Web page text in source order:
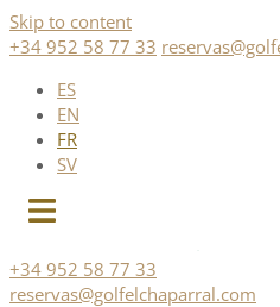
Skip to content
+34 952 58 77 33
ES
EN
FR
SV
+34 952 58 77 33
reservas@golfelchaparral.com